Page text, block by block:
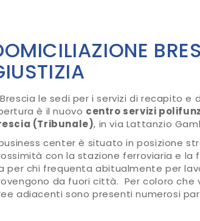
le sedi per i servizi di recapito e
è il nuovo centro servizi
(Tribunale), in via Lattanzio
center è situato in posizione
con la stazione ferroviaria e
per chi frequenta abitualmente per
da fuori città. Per coloro che
adiacenti sono presenti numerosi